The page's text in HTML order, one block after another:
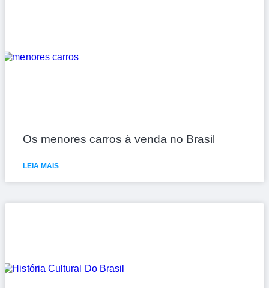
Os menores carros à venda no Brasil
LEIA MAIS